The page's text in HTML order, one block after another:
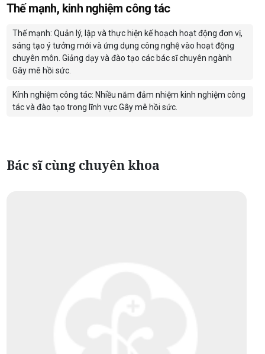
Thế mạnh, kinh nghiệm công tác
Thế mạnh: Quản lý, lập và thực hiện kế hoạch hoạt động đơn vị,
sáng tạo ý tưởng mới và ứng dụng công nghệ vào hoạt động
chuyên môn. Giảng dạy và đào tạo các bác sĩ chuyên ngành
Gây mê hồi sức.
Kính nghiệm công tác: Nhiều năm đảm nhiệm kinh nghiệm công
tác và đào tạo trong lĩnh vực Gây mê hồi sức.
Bác sĩ cùng chuyên khoa